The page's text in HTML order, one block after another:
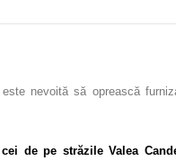
, este nevoită să oprească
de pe străzile Valea